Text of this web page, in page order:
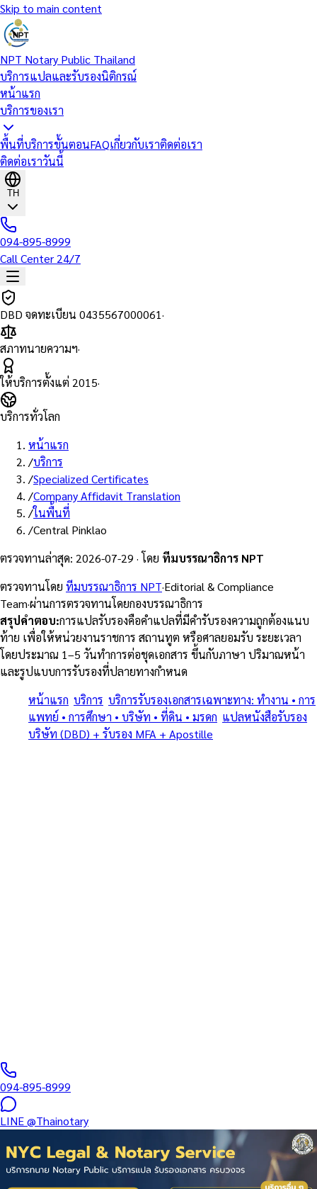
Skip to main content
NPT Notary Public Thailand
บริการแปลและรับรองนิติกรณ์
หน้าแรก
บริการของเรา
พื้นที่บริการขั้นตอนFAQเกี่ยวกับเราติดต่อเรา
ติดต่อเราวันนี้
TH
094-895-8999
Call Center 24/7
DBD จดทะเบียน 0435567000061·
สภาทนายความฯ·
ให้บริการตั้งแต่ 2015·
บริการทั่วโลก
หน้าแรก
/บริการ
/Specialized Certificates
/Company Affidavit Translation
/ในพื้นที่
/Central Pinklao
ตรวจทานล่าสุด: 2026-07-29 · โดย ทีมบรรณาธิการ NPT
ตรวจทานโดย ทีมบรรณาธิการ NPT·Editorial & Compliance
Team·ผ่านการตรวจทานโดยกองบรรณาธิการ
สรุปคำตอบ:การแปลรับรองคือคำแปลที่มีคำรับรองความถูกต้องแนบ
ท้าย เพื่อให้หน่วยงานราชการ สถานทูต หรือศาลยอมรับ ระยะเวลา
โดยประมาณ 1–5 วันทำการต่อชุดเอกสาร ขึ้นกับภาษา ปริมาณหน้า
และรูปแบบการรับรองที่ปลายทางกำหนด
หน้าแรก บริการ บริการรับรองเอกสารเฉพาะทาง: ทำงาน • การ
แพทย์ • การศึกษา • บริษัท • ที่ดิน • มรดก แปลหนังสือรับรอง
บริษัท (DBD) + รับรอง MFA + Apostille
094-895-8999
LINE@Thainotary